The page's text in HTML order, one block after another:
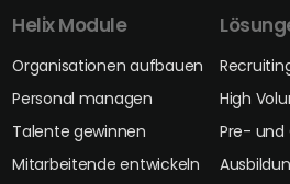
Helix Module
Organisationen aufbauen
Personal managen
Talente gewinnen
Mitarbeitende entwickeln
High
Pre- und